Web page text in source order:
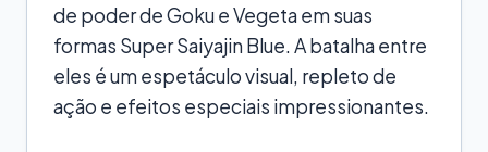
de poder de Goku e Vegeta em suas
formas Super Saiyajin Blue. A batalha entre
eles é um espetáculo visual, repleto de
ação e efeitos especiais impressionantes.